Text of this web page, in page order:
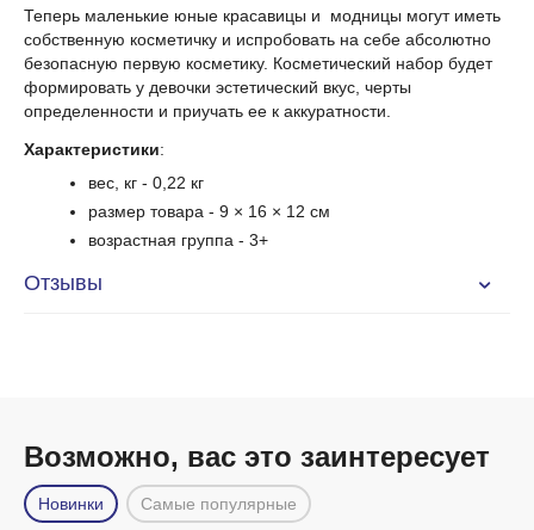
Теперь маленькие юные красавицы и модницы могут иметь
собственную косметичку и испробовать на себе абсолютно
безопасную первую косметику. Косметический набор будет
формировать у девочки эстетический вкус, черты
определенности и приучать ее к аккуратности.
Характеристики:
вес, кг - 0,22 кг
размер товара - 9 × 16 × 12 см
возрастная группа - 3+
Отзывы
Возможно, вас это заинтересует
Новинки Самые популярные